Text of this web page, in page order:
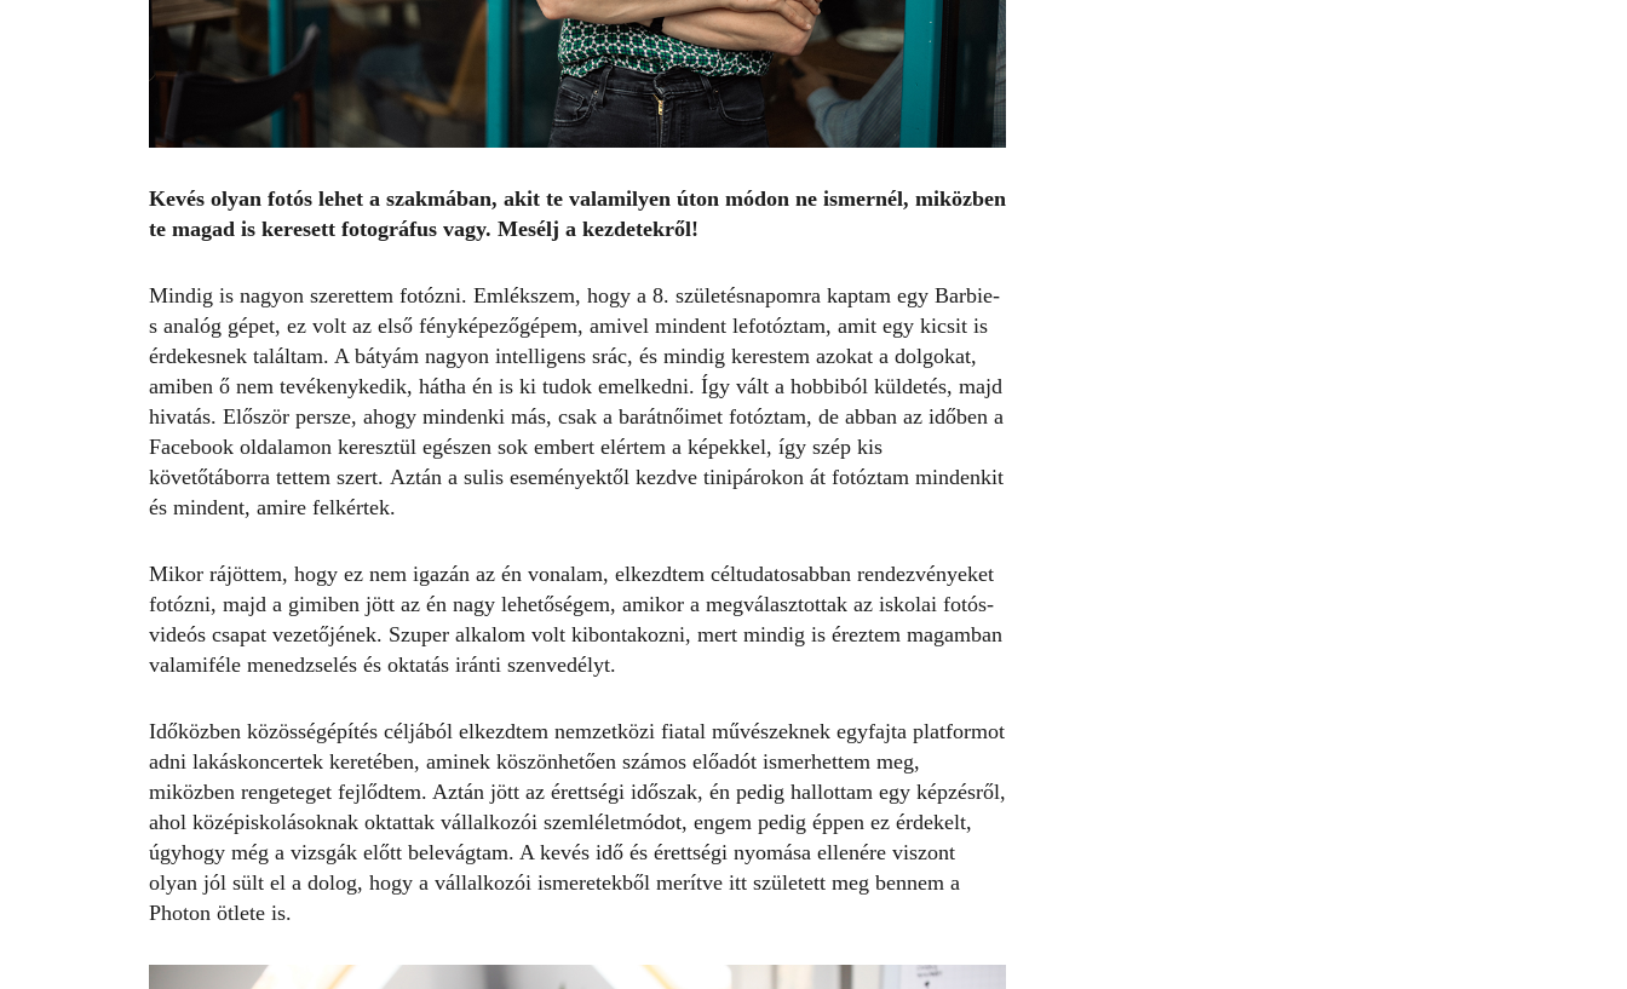
Kevés olyan fotós lehet a szakmában, akit te valamilyen úton módon ne ismernél, miközben
te magad is keresett fotográfus vagy. Mesélj a kezdetekről!
Mindig is nagyon szerettem fotózni. Emlékszem, hogy a 8. születésnapomra kaptam egy Barbie-
s analóg gépet, ez volt az első fényképezőgépem, amivel mindent lefotóztam, amit egy kicsit is
érdekesnek találtam. A bátyám nagyon intelligens srác, és mindig kerestem azokat a dolgokat,
amiben ő nem tevékenykedik, hátha én is ki tudok emelkedni. Így vált a hobbiból küldetés, majd
hivatás. Először persze, ahogy mindenki más, csak a barátnőimet fotóztam, de abban az időben a
Facebook oldalamon keresztül egészen sok embert elértem a képekkel, így szép kis
követőtáborra tettem szert. Aztán a sulis eseményektől kezdve tinipárokon át fotóztam mindenkit
és mindent, amire felkértek.
Mikor rájöttem, hogy ez nem igazán az én vonalam, elkezdtem céltudatosabban rendezvényeket
fotózni, majd a gimiben jött az én nagy lehetőségem, amikor a megválasztottak az iskolai fotós-
videós csapat vezetőjének. Szuper alkalom volt kibontakozni, mert mindig is éreztem magamban
valamiféle menedzselés és oktatás iránti szenvedélyt.
Időközben közösségépítés céljából elkezdtem nemzetközi fiatal művészeknek egyfajta platformot
adni lakáskoncertek keretében, aminek köszönhetően számos előadót ismerhettem meg,
miközben rengeteget fejlődtem. Aztán jött az érettségi időszak, én pedig hallottam egy képzésről,
ahol középiskolásoknak oktattak vállalkozói szemléletmódot, engem pedig éppen ez érdekelt,
úgyhogy még a vizsgák előtt belevágtam. A kevés idő és érettségi nyomása ellenére viszont
olyan jól sült el a dolog, hogy a vállalkozói ismeretekből merítve itt született meg bennem a
Photon ötlete is.